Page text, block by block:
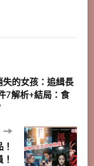
的女孩：追緝長
7解析+結局：食